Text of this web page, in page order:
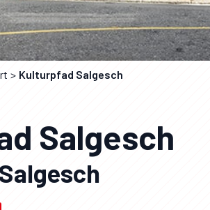
Kulturpfad Salgesch
Salgesch